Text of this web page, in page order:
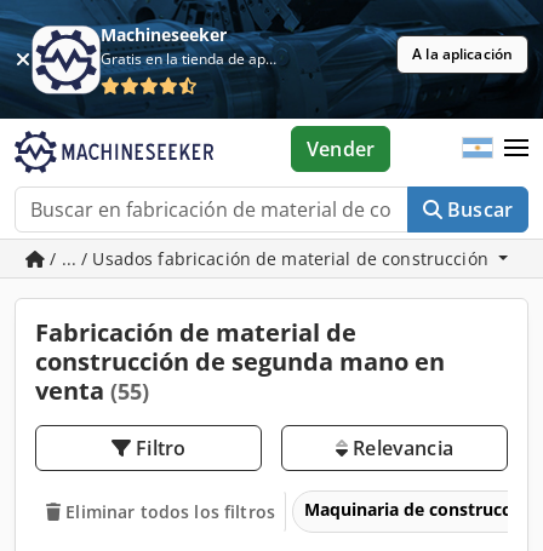
Machineseeker
Gratis en la tienda de aplicaciones A la aplicación
Buscar
Vender
/ ... / Usados fabricación de material de construcción
Fabricación de material de
construcción de segunda mano en
venta (55)
Filtro Relevancia
Eliminar todos los filtros Maquinaria de construcción